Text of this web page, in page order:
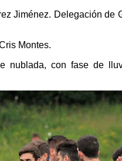
Jiménez. Delegación de
Montes.
nublada, con fase de